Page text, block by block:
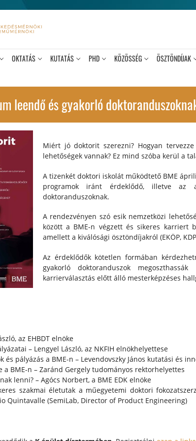
OKTATÁS KUTATÁS PHD KÖZÖSSÉG ÖSZTÖNDÍJAK
leendő és gyakorló
Miért jó doktorit szerezni? Hogyan
lehetőségek vannak? Ez mind szóba kerül a
A tizenkét doktori iskolát működtető BME
programok iránt érdeklődő, illetve az
doktoranduszoknak.
A rendezvényen szó esik nemzetközi
között a BME-n végzett és sikeres karriert
amellett a kiválósági ösztöndíjakról (EKÖP,
Az érdeklődők kötetlen formában
gyakorló doktoranduszok
karrierválasztás előtt álló mesterképzéses
az EHBDT elnöke
– Lengyel László, az NKFIH elnökhelyettese
és pályázás a BME-n – Levendovszky János kutatási és
a BME-n – Zaránd Gergely tudományos rektorhelyettes
lenni? – Agócs Norbert, a BME EDK elnöke
szakmai életutak a műegyetemi doktori
Quintavalle (SemiLab, Director of Product Engineering)